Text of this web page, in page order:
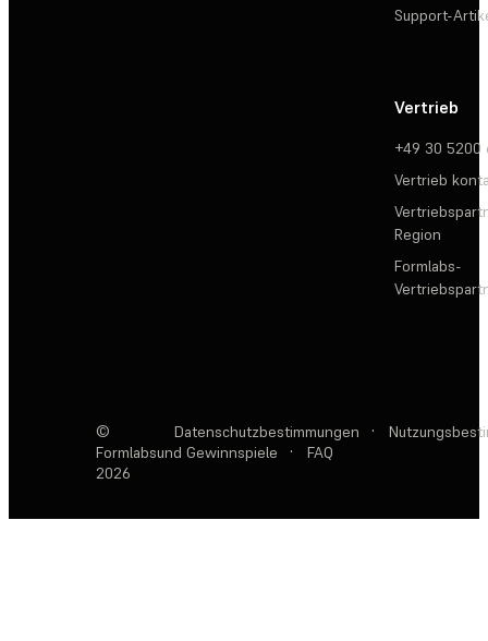
Support-
Vertrieb
+49 30 5200
Vertrieb
Region
Formlabs-
©
Formlabs
2026
Datenschutzbestimmungen ·
und Gewinnspiele
· FAQ